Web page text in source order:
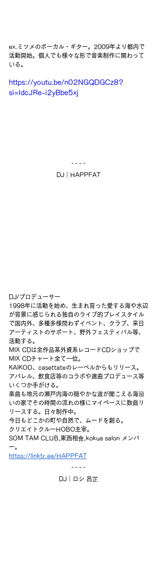
ex.ミツメのボーカル・ギター。2009年より都内で
活動開始。個人でも様々な形で音楽制作に関わって
いる。
https://youtu.be/n02NGQDGCz8?
si=ldcJRe-i2yBbe5xj
DJ｜HAPPFAT
DJ/プロデューサー
1998年に活動を始め、生まれ育った愛する海や水辺
が背景に感じられる独自のライブ的プレイスタイル
で国内外、多種多様問わずイベント、クラブ、来日
アーティストのサポート、野外フェスティバル等、
活動する。
MIX CDは全作品某外資系レコードCDショップで
MIX CDチャート全て一位。
KAIKOO、casettateのレーベルからもリリース。
アパレル、飲食店等のコラボや選曲プロデュース等
いくつか手がける。
楽曲も地元の瀬戸内海の穏やかな波が聞こえる海沿
いの家でその時間の流れの様にマイペースに数曲リ
リースする。日々制作中。
今日もどこかの町や自然で、ムードを創る。
クリエイトクルーHOBO主宰。
SOM TAM CLUB,東西相會,kokua salon メンバ
ー。
https://linktr.ee/HAPPFAT
DJ｜ロシ 呂芷